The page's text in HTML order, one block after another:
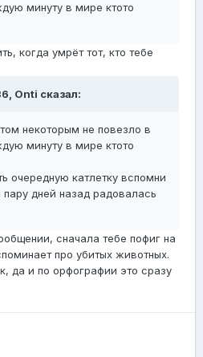
минуту в мире ктото
когда умрёт тот, кто тебе
Onti сказал:
некоторым не повезло в
минуту в мире ктото
очередную катлетку вспомни
дней назад радовалась
сначала тебе пофиг на
про убитых животных.
да и по орфографии это сразу